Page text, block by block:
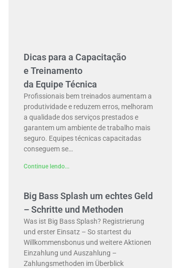
Dicas para a Capacitação
e Treinamento
da Equipe Técnica
Profissionais bem treinados aumentam a
produtividade e reduzem erros, melhoram
a qualidade dos serviços prestados e
garantem um ambiente de trabalho mais
seguro. Equipes técnicas capacitadas
conseguem se…
Continue lendo...
Big Bass Splash um echtes Geld
– Schritte und Methoden
Was ist Big Bass Splash? Registrierung
und erster Einsatz – So startest du
Willkommensbonus und weitere Aktionen
Einzahlung und Auszahlung –
Zahlungsmethoden im Überblick